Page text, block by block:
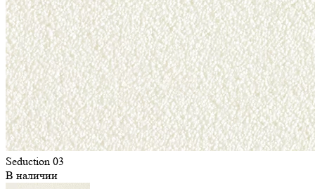
Seduction 03
В наличии